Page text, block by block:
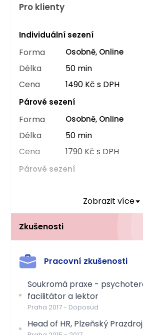
Pro klienty
Individuální sezení
Forma Osobně, Online
Délka
50 min
Cena
1490 Kč s DPH
Párové sezení
Forma Osobně, Online
Délka
50 min
Cena
1790 Kč s DPH
Párové sezení
50 min
Můžete čerpat příspěvek
OZP
Zobrazit více
Zkušenosti
Pracovní zkušenosti
Soukromá praxe -
facilitátor a lektor
Praha 2017- Doposud
Head of HR, Plzeňský Prazdroj